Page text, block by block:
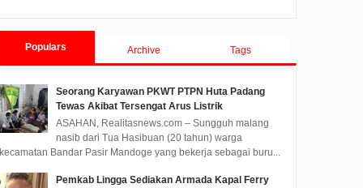
Populars Archive Tags
Seorang Karyawan PKWT PTPN Huta Padang
Tewas Akibat Tersengat Arus Listrik
ASAHAN, Realitasnews.com – Sungguh malang
nasib dari Tua Hasibuan (20 tahun) warga
kecamatan Bandar Pasir Mandoge yang bekerja sebagai buru...
Pemkab Lingga Sediakan Armada Kapal Ferry